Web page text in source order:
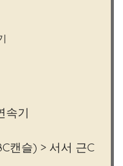
속기
캔슬) > 서서 근C